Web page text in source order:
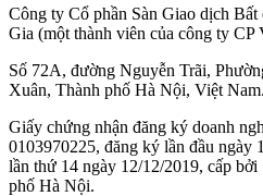
Công ty Cổ phần Sàn Giao dịch
Gia (một thành viên của công ty CP
Số 72A, đường Nguyễn Trãi,
Xuân, Thành phố Hà Nội, Việt Nam.
Giấy chứng nhận đăng ký doanh
0103970225, đăng ký lần đầu ngày
lần thứ 14 ngày 12/12/2019, cấp
phố Hà Nội.